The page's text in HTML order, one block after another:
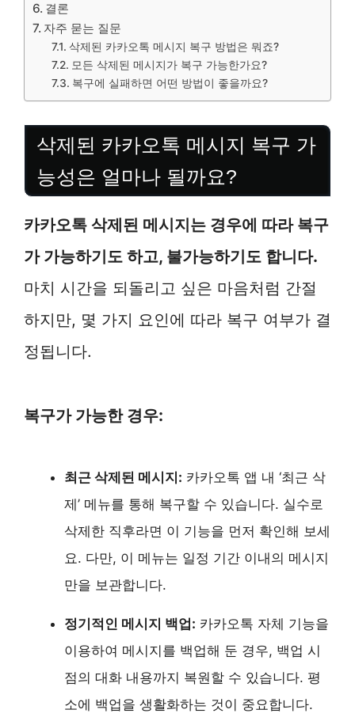
결론
자주 묻는 질문
삭제된 카카오톡 메시지 복구 방법은 뭐죠?
모든 삭제된 메시지가 복구 가능한가요?
복구에 실패하면 어떤 방법이 좋을까요?
삭제된 카카오톡 메시지 복구 가
능성은 얼마나 될까요?
카카오톡 삭제된 메시지는 경우에 따라 복구
가 가능하기도 하고, 불가능하기도 합니다.
마치 시간을 되돌리고 싶은 마음처럼 간절
하지만, 몇 가지 요인에 따라 복구 여부가 결
정됩니다.
복구가 가능한 경우:
최근 삭제된 메시지: 카카오톡 앱 내 ‘최근 삭
제’ 메뉴를 통해 복구할 수 있습니다. 실수로
삭제한 직후라면 이 기능을 먼저 확인해 보세
요. 다만, 이 메뉴는 일정 기간 이내의 메시지
만을 보관합니다.
정기적인 메시지 백업: 카카오톡 자체 기능을
이용하여 메시지를 백업해 둔 경우, 백업 시
점의 대화 내용까지 복원할 수 있습니다. 평
소에 백업을 생활화하는 것이 중요합니다.